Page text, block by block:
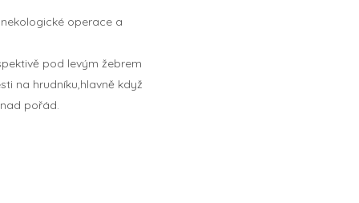
operace a
pod levým žebrem
na hrudníku,hlavně když
pořád.